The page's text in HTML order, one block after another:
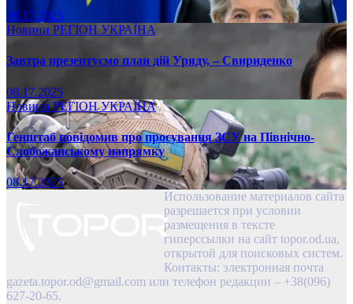
08.17.2025
Новини РЕГІОН УКРАЇНА
Завтра презентуємо план дій Уряду, – Свириденко
08.17.2025
НовиниРЕГІОНУКРАЇНА
Генштаб повідомив про просування ЗСУ на Північно-
Слобожанському напрямку
08.17.2025
Использование материалов сайта
разрешается при условии
размещения в тексте
гиперссылки на сайт topor.od.ua,
открытой для поисковых систем.
Контакты: электронная почта
gazeta.topor.od@gmail.com или телефон редакции – +38(096)
627-20-65.